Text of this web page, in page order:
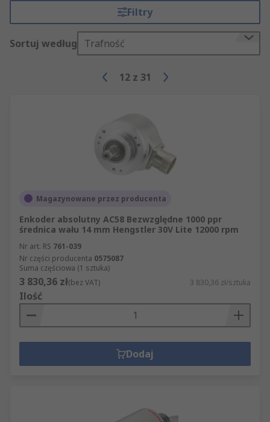
Filtry
Sortuj według Trafność
12 z 31
Magazynowane przez producenta
Enkoder absolutny AC58 Bezwzględne 1000 ppr
średnica wału 14 mm Hengstler 30V Lite 12000 rpm
Nr art. RS 761-039
Nr części producenta 0575087
Suma częściowa (1 sztuka)
3 830,36 zł(bez VAT) 3 830,36 zł/sztuka
Ilość
Dodaj